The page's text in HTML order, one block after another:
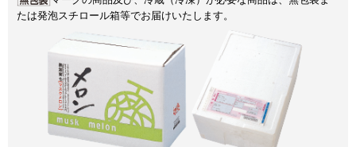
たは発泡スチロール箱等でお届けいたします。